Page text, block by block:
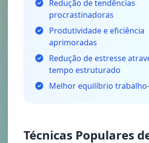
Redução de tendências
procrastinadoras
Produtividade e eficiência
aprimoradas
Redução de estresse
tempo estruturado
Melhor equilíbrio
Técnicas Populares